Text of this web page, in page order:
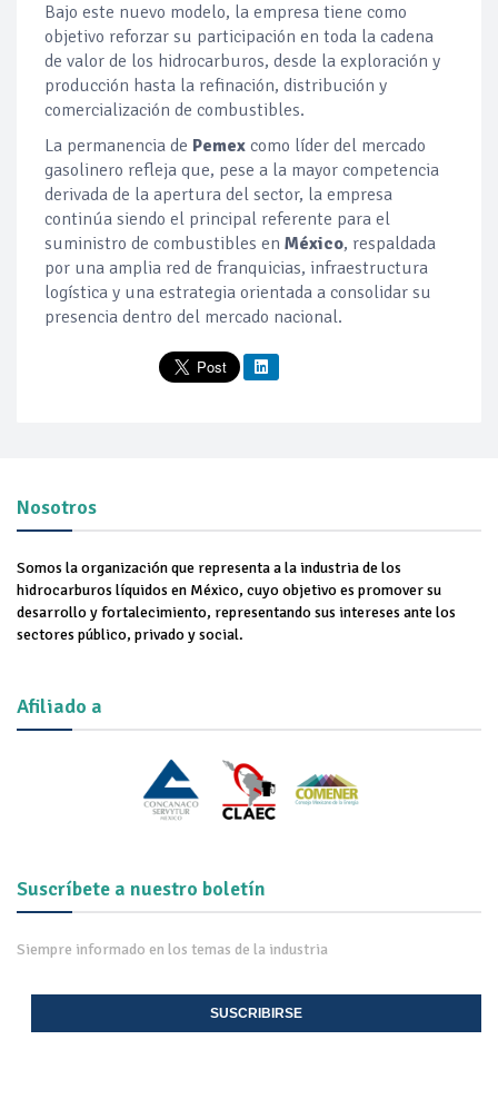
Bajo este nuevo modelo, la empresa tiene como
objetivo reforzar su participación en toda la cadena
de valor de los hidrocarburos, desde la exploración y
producción hasta la refinación, distribución y
comercialización de combustibles.
La permanencia de Pemex como líder del mercado
gasolinero refleja que, pese a la mayor competencia
derivada de la apertura del sector, la empresa
continúa siendo el principal referente para el
suministro de combustibles en México, respaldada
por una amplia red de franquicias, infraestructura
logística y una estrategia orientada a consolidar su
presencia dentro del mercado nacional.
Nosotros
Somos la organización que representa a la industria de los
hidrocarburos líquidos en México, cuyo objetivo es promover su
desarrollo y fortalecimiento, representando sus intereses ante los
sectores público, privado y social.
Afiliado a
Suscríbete a nuestro boletín
Siempre informado en los temas de la industria
SUSCRIBIRSE